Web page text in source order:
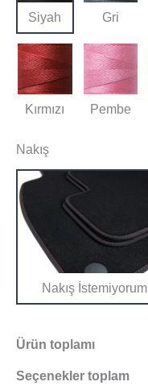
Siyah Gri
Kırmızı Pembe
Nakış
Nakış İstemiyorum
Ürün toplamı
Seçenekler toplam